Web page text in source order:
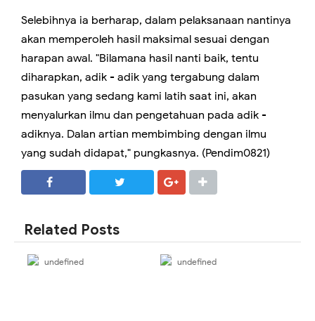
Selebihnya ia berharap, dalam pelaksanaan nantinya
akan memperoleh hasil maksimal sesuai dengan
harapan awal. "Bilamana hasil nanti baik, tentu
diharapkan, adik - adik yang tergabung dalam
pasukan yang sedang kami latih saat ini, akan
menyalurkan ilmu dan pengetahuan pada adik -
adiknya. Dalan artian membimbing dengan ilmu
yang sudah didapat," pungkasnya. (Pendim0821)
Related Posts
undefined undefined